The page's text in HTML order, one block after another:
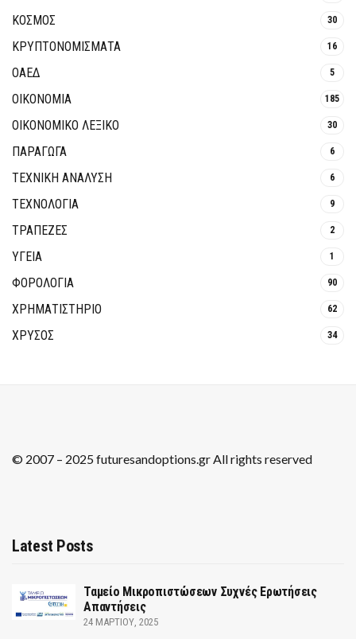
ΚΟΣΜΟΣ
30
ΚΡΥΠΤΟΝΟΜΊΣΜΑΤΑ 16
ΟΑΕΔ 5
ΟΙΚΟΝΟΜΙΑ 185
ΟΙΚΟΝΟΜΙΚΟ ΛΕΞΙΚΟ 30
ΠΑΡΑΓΩΓΑ 6
ΤΕΧΝΙΚΗ ΑΝΑΛΥΣΗ 6
ΤΕΧΝΟΛΟΓΙΑ 9
ΤΡΆΠΕΖΕΣ 2
ΥΓΕΙΑ 1
ΦΟΡΟΛΟΓΙΑ 90
ΧΡΗΜΑΤΙΣΤΗΡΙΟ 62
ΧΡΥΣΟΣ 34
© 2007 – 2025 futuresandoptions.gr All rights reserved
Latest Posts
Ταμείο Μικροπιστώσεων Συχνές Ερωτήσεις
Απαντήσεις
24 ΜΑΡΤΊΟΥ, 2025